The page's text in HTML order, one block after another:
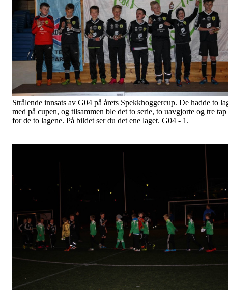
Strålende innsats av G04 på årets Spekkhoggercup. De hadde to
med på cupen, og tilsammen ble det to serie, to uavgjorte og tre tap
for de to lagene. På bildet ser du det ene laget. G04 - 1 .